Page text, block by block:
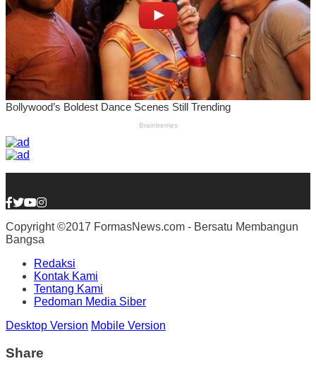
Copyright ©2017 FormasNews.com - Bersatu Membangun
Bangsa
Redaksi
Kontak Kami
Tentang Kami
Pedoman Media Siber
Desktop Version Mobile Version
Share